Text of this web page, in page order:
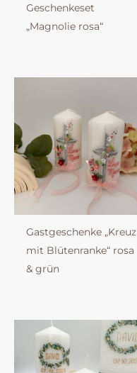
Geschenkeset
„Magnolie rosa“
Gastgeschenke „Kreuz
mit Blütenranke“ rosa
& grün